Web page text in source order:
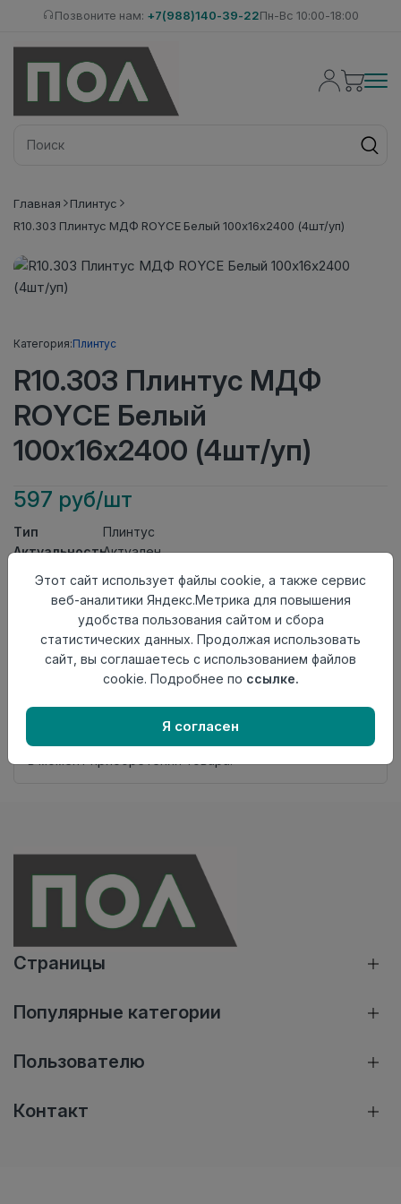
Позвоните нам: +7(988)140-39-22Пн-Вс 10:00-18:00
Главная
Плинтус
R10.303 Плинтус МДФ ROYCE Белый 100x16x2400 (4шт/уп)
Категория:Плинтус
R10.303 Плинтус МДФ
ROYCE Белый
100x16x2400 (4шт/уп)
597 руб/шт
Тип
Плинтус
АктуальностьАктуален
Россия
Осталось22 шт
Добавить в корзину
Внимание! Внешний вид товара может отличаться от
представленного на настоящем сайте. Проверяйте
наличие необходимых характеристик и комплектации
Страницы
Популярные категории
Пользователю
Контакт
Этот сайт использует файлы cookie, а также сервис
веб-аналитики Яндекс.Метрика для повышения
удобства пользования сайтом и сбора
статистических данных. Продолжая использовать
сайт, вы соглашаетесь с использованием файлов
cookie. Подробнее по ссылке.
Я согласен